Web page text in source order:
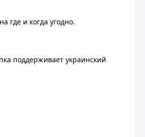
где и когда угодно.
поддерживает украинский